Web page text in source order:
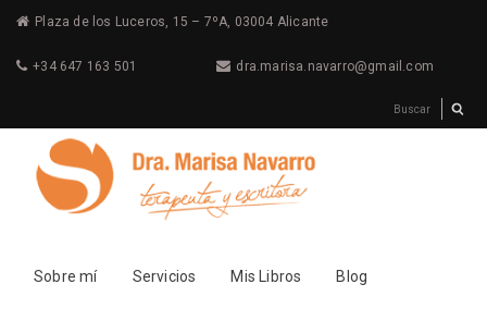
Plaza de los Luceros, 15 – 7ºA, 03004 Alicante
+34 647 163 501 dra.marisa.navarro@gmail.com
Sobre mí Servicios Mis Libros Blog